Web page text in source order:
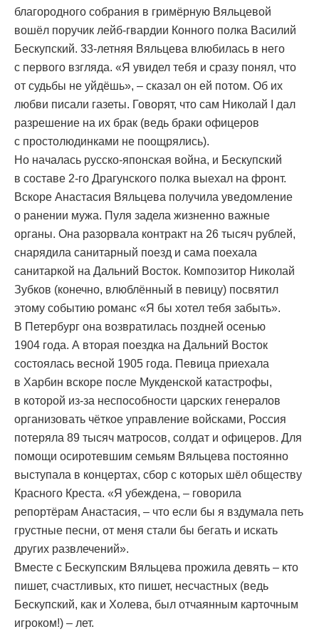
благородного собрания в гримёрную Вяльцевой
вошёл поручик лейб-гвардии Конного полка Василий
Бескупский. 33-летняя Вяльцева влюбилась в него
с первого взгляда. «Я увидел тебя и сразу понял, что
от судьбы не уйдёшь», – сказал он ей потом. Об их
любви писали газеты. Говорят, что сам Николай I дал
разрешение на их брак (ведь браки офицеров
с простолюдинками не поощрялись).
Но началась русско-японская война, и Бескупский
в составе 2-го Драгунского полка выехал на фронт.
Вскоре Анастасия Вяльцева получила уведомление
о ранении мужа. Пуля задела жизненно важные
органы. Она разорвала контракт на 26 тысяч рублей,
снарядила санитарный поезд и сама поехала
санитаркой на Дальний Восток. Композитор Николай
Зубков (конечно, влюблённый в певицу) посвятил
этому событию романс «Я бы хотел тебя забыть».
В Петербург она возвратилась поздней осенью
1904 года. А вторая поездка на Дальний Восток
состоялась весной 1905 года. Певица приехала
в Харбин вскоре после Мукденской катастрофы,
в которой из-за неспособности царских генералов
организовать чёткое управление войсками, Россия
потеряла 89 тысяч матросов, солдат и офицеров. Для
помощи осиротевшим семьям Вяльцева постоянно
выступала в концертах, сбор с которых шёл обществу
Красного Креста. «Я убеждена, – говорила
репортёрам Анастасия, – что если бы я вздумала петь
грустные песни, от меня стали бы бегать и искать
других развлечений».
Вместе с Бескупским Вяльцева прожила девять – кто
пишет, счастливых, кто пишет, несчастных (ведь
Бескупский, как и Холева, был отчаянным карточным
игроком!) – лет.